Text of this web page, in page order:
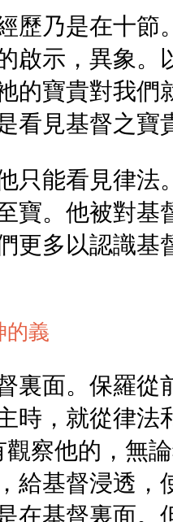
歷乃是在十
啟示，異象
寶貴對我們
見基督之寶
只能看見律法
寶。他被對
更多以認識
的義
裏面。保羅從
時，就從律
察他的，無
給基督浸透
在基督裏面